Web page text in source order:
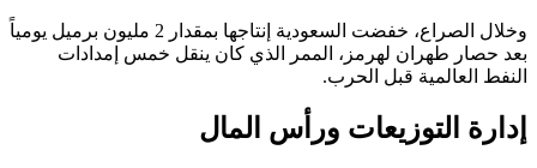
وخلال الصراع، خفضت السعودية إنتاجها بمقدار 2 مليون برميل يومياً
بعد حصار طهران لهرمز، الممر الذي كان ينقل خمس إمدادات
النفط العالمية قبل الحرب.
إدارة التوزيعات ورأس المال